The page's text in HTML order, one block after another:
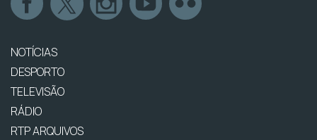
NOTÍCIAS
DESPORTO
TELEVISÃO
RÁDIO
RTP ARQUIVOS